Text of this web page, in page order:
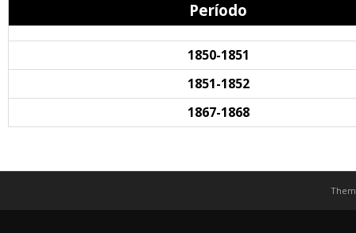
Período
1850-1851
1851-1852
1867-1868